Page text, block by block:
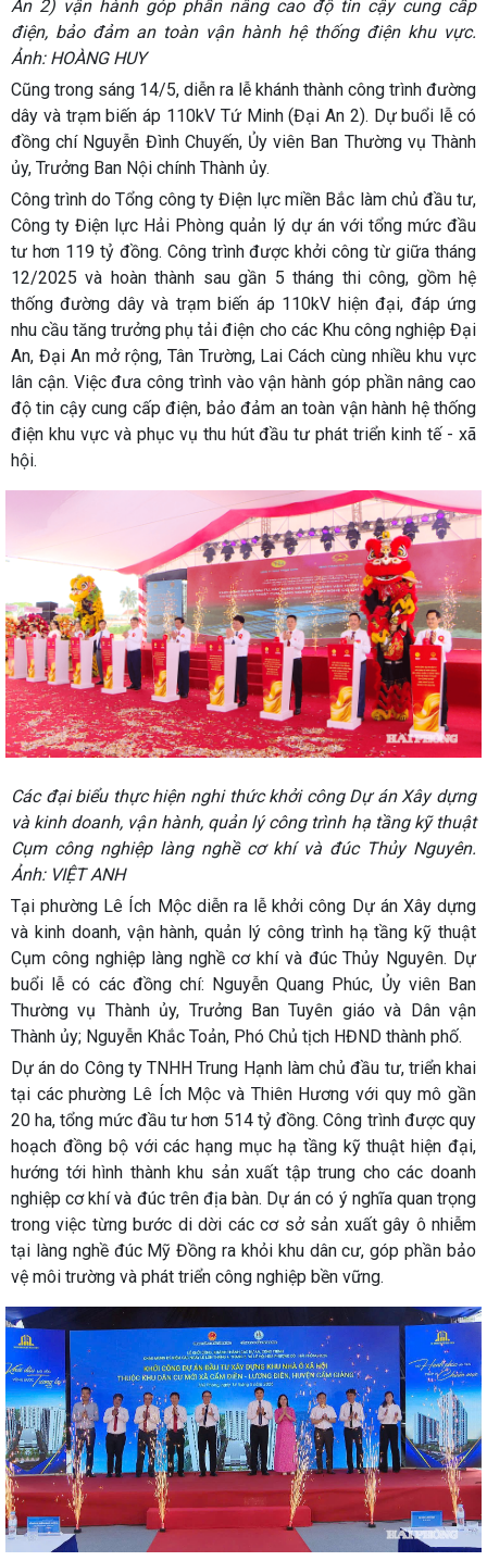
An 2) vận hành góp phần nâng cao độ tin cậy cung cấp
điện, bảo đảm an toàn vận hành hệ thống điện khu vực.
Ảnh: HOÀNG HUY
Cũng trong sáng 14/5, diễn ra lễ khánh thành công trình đường
dây và trạm biến áp 110kV Tứ Minh (Đại An 2). Dự buổi lễ có
đồng chí Nguyễn Đình Chuyến, Ủy viên Ban Thường vụ Thành
ủy, Trưởng Ban Nội chính Thành ủy.
Công trình do Tổng công ty Điện lực miền Bắc làm chủ đầu tư,
Công ty Điện lực Hải Phòng quản lý dự án với tổng mức đầu
tư hơn 119 tỷ đồng. Công trình được khởi công từ giữa tháng
12/2025 và hoàn thành sau gần 5 tháng thi công, gồm hệ
thống đường dây và trạm biến áp 110kV hiện đại, đáp ứng
nhu cầu tăng trưởng phụ tải điện cho các Khu công nghiệp Đại
An, Đại An mở rộng, Tân Trường, Lai Cách cùng nhiều khu vực
lân cận. Việc đưa công trình vào vận hành góp phần nâng cao
độ tin cậy cung cấp điện, bảo đảm an toàn vận hành hệ thống
điện khu vực và phục vụ thu hút đầu tư phát triển kinh tế - xã
hội.
Các đại biểu thực hiện nghi thức khởi công Dự án Xây dựng
và kinh doanh, vận hành, quản lý công trình hạ tầng kỹ thuật
Cụm công nghiệp làng nghề cơ khí và đúc Thủy Nguyên.
Ảnh: VIỆT ANH
Tại phường Lê Ích Mộc diễn ra lễ khởi công Dự án Xây dựng
và kinh doanh, vận hành, quản lý công trình hạ tầng kỹ thuật
Cụm công nghiệp làng nghề cơ khí và đúc Thủy Nguyên. Dự
buổi lễ có các đồng chí: Nguyễn Quang Phúc, Ủy viên Ban
Thường vụ Thành ủy, Trưởng Ban Tuyên giáo và Dân vận
Thành ủy; Nguyễn Khắc Toản, Phó Chủ tịch HĐND thành phố.
Dự án do Công ty TNHH Trung Hạnh làm chủ đầu tư, triển khai
tại các phường Lê Ích Mộc và Thiên Hương với quy mô gần
20 ha, tổng mức đầu tư hơn 514 tỷ đồng. Công trình được quy
hoạch đồng bộ với các hạng mục hạ tầng kỹ thuật hiện đại,
hướng tới hình thành khu sản xuất tập trung cho các doanh
nghiệp cơ khí và đúc trên địa bàn. Dự án có ý nghĩa quan trọng
trong việc từng bước di dời các cơ sở sản xuất gây ô nhiễm
tại làng nghề đúc Mỹ Đồng ra khỏi khu dân cư, góp phần bảo
vệ môi trường và phát triển công nghiệp bền vững.